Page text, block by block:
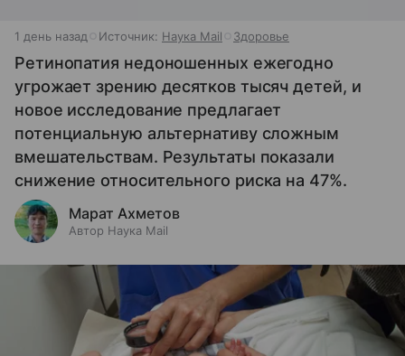
1 день назад Источник: Наука Mail Здоровье
Ретинопатия недоношенных ежегодно
угрожает зрению десятков тысяч детей, и
новое исследование предлагает
потенциальную альтернативу сложным
вмешательствам. Результаты показали
снижение относительного риска на 47%.
Марат Ахметов
Автор Наука Mail